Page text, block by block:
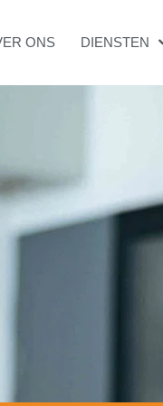
ONS DIENSTEN